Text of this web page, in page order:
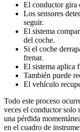
El conductor gira
Los sensores
seguir.
El sistema
del coche.
Si el coche
frenar.
El sistema aplica
También puede
El vehículo
Todo este proceso
veces el conductor solo
una pérdida
en el cuadro de